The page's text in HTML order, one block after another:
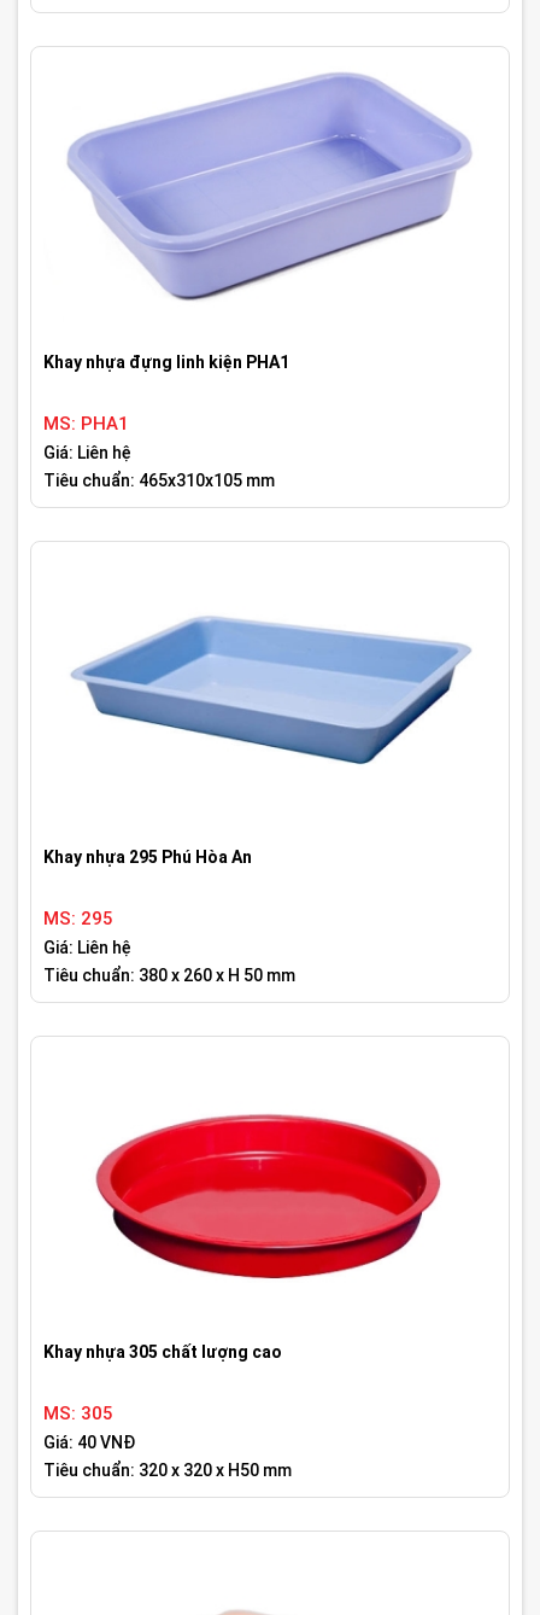
Khay nhựa đựng linh kiện PHA1
MS: PHA1
Giá: Liên hệ
Tiêu chuẩn: 465x310x105 mm
Khay nhựa 295 Phú Hòa An
MS: 295
Giá: Liên hệ
Tiêu chuẩn: 380 x 260 x H 50 mm
Khay nhựa 305 chất lượng cao
MS: 305
Giá: 40 VNĐ
Tiêu chuẩn: 320 x 320 x H50 mm